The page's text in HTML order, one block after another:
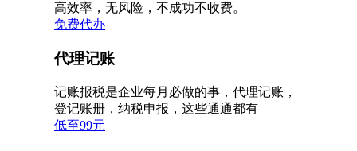
高效率，无风险，不成功不收费。
免费代办
代理记账
记账报税是企业每月必做的事，代理记账，
登记账册，纳税申报，这些通通都有
低至99元